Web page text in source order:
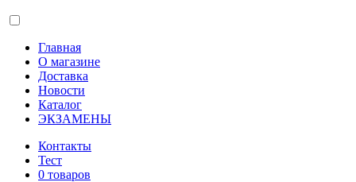
Главная
О магазине
Доставка
Новости
Каталог
ЭКЗАМЕНЫ
Контакты
Тест
0 товаров